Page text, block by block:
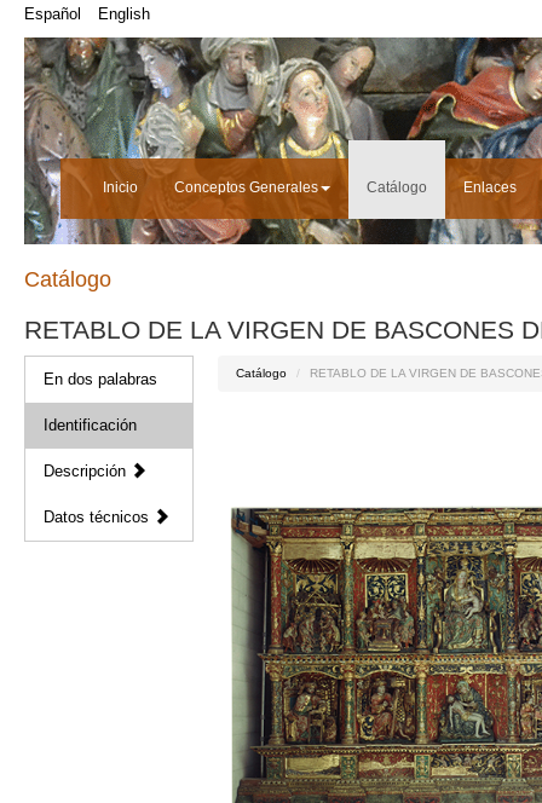
Español English
Inicio Conceptos Generales Catálogo Enlaces
Catálogo
RETABLO DE LA VIRGEN DE BASCONES
En dos palabras
Identificación
Descripción
Datos técnicos
Catálogo RETABLO DE LA VIRGEN DE